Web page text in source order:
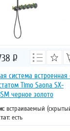
система встроенная
Timo Saona SX-
черное золото
: встраиваемый
: есть
золото
Р